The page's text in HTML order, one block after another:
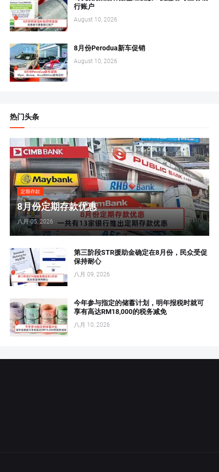
行账户
August 10, 2026
8月份Perodua新车促销
August 10, 2026
热门头条
定期存款
8月份定期存款优惠
八月 05, 2026
第三阶段STR援助金确定在8月份，民众受促
保持耐心
八月 09, 2026
今年参与指定的储蓄计划，明年报税时就可
享有高达RM18,000的税务减免
八月 10, 2026